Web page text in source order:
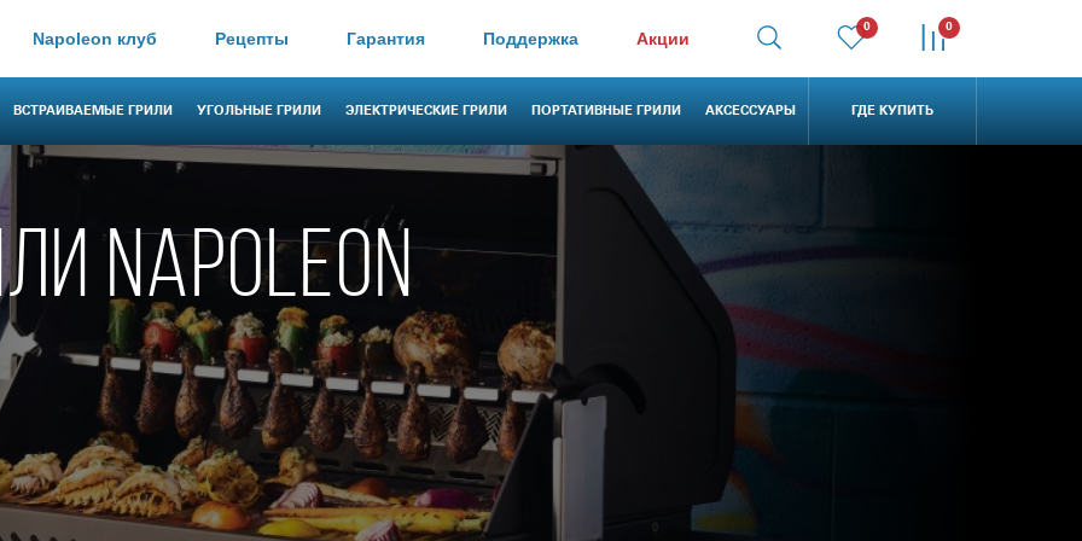
Napoleon клуб Рецепты Гарантия Поддержка Акции
0 0
ВСТРАИВАЕМЫЕ ГРИЛИ УГОЛЬНЫЕ ГРИЛИ ЭЛЕКТРИЧЕСКИЕ ГРИЛИ ПОРТАТИВНЫЕ ГРИЛИ АКСЕССУАРЫ ГДЕ КУПИТЬ
NAPOLEON